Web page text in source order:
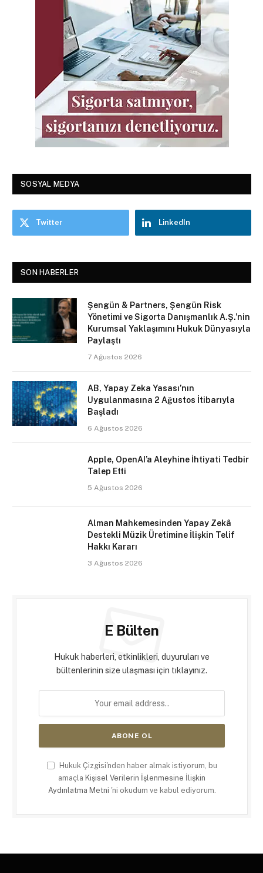
SOSYAL MEDYA
Twitter LinkedIn
SON HABERLER
Şengün & Partners, Şengün Risk
Yönetimi ve Sigorta Danışmanlık A.Ş.’nin
Kurumsal Yaklaşımını Hukuk Dünyasıyla
Paylaştı
7 Ağustos 2026
AB, Yapay Zeka Yasası’nın
Uygulanmasına 2 Ağustos İtibarıyla
Başladı
6 Ağustos 2026
Apple, OpenAI’a Aleyhine İhtiyati Tedbir
Talep Etti
5 Ağustos 2026
Alman Mahkemesinden Yapay Zekâ
Destekli Müzik Üretimine İlişkin Telif
Hakkı Kararı
3 Ağustos 2026
E Bülten
Hukuk haberleri, etkinlikleri, duyuruları ve
bültenlerinin size ulaşması için tıklayınız.
Hukuk Çizgisi'nden haber almak istiyorum, bu
amaçla Kişisel Verilerin İşlenmesine İlişkin
Aydınlatma Metni 'ni okudum ve kabul ediyorum.